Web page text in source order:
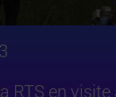
RTS en visite